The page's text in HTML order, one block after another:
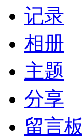
记录
相册
主题
分享
留言板